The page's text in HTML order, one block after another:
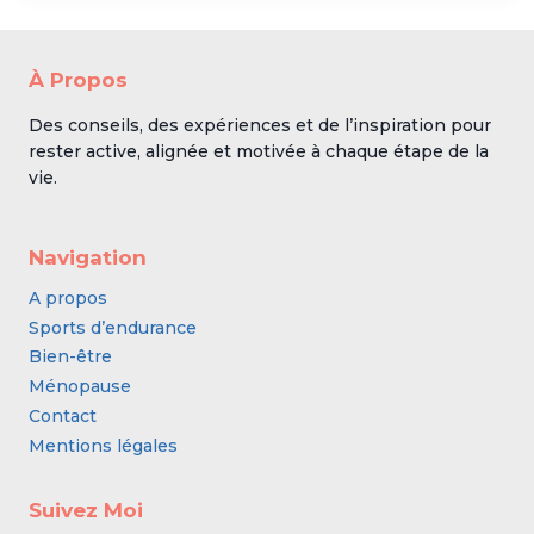
À Propos
Des conseils, des expériences et de l’inspiration pour
rester active, alignée et motivée à chaque étape de la
vie.
Navigation
A propos
Sports d’endurance
Bien-être
Ménopause
Contact
Mentions légales
Suivez Moi